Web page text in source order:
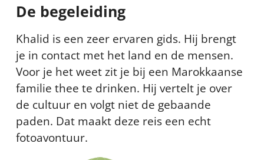
De begeleiding
Khalid is een zeer ervaren gids. Hij brengt
je in contact met het land en de mensen.
Voor je het weet zit je bij een Marokkaanse
familie thee te drinken. Hij vertelt je over
de cultuur en volgt niet de gebaande
paden. Dat maakt deze reis een echt
fotoavontuur.